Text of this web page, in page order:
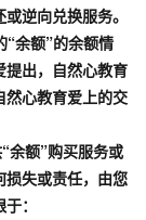
逆向兑换服务。
余额”的余额情
提出，自然心教育
然心教育爱上的交
余额”购买服务或
损失或责任，由您
：